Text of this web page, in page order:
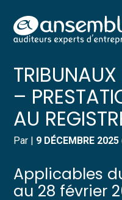
Aller
au
Créer et reprendre une
Gérer votre quotidien
Piloter votre entreprise
Développer votre
Structurer votre
Pilotez votre gestion
Suivre votre
Gérer vos ressources
Dématérialiser vos
TARIFS
–
AU
Par | 9 DÉCEMBRE 2025
Applicables
au 28 février